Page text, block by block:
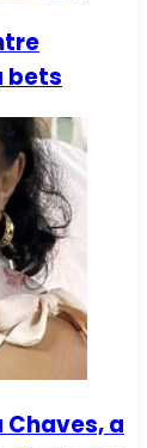
bets
Chaves, a